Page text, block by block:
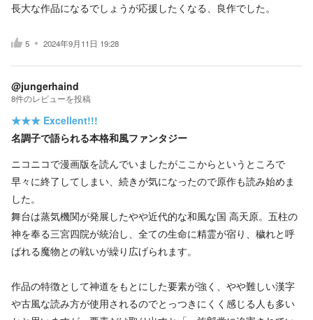
長大な作品になるでしょうが応援したくなる、良作でした。
5 2024年9月11日 19:28
@jungerhaind
8件のレビューを投稿
★★★ Excellent!!!
名調子で語られる本格和風ファンタジー
ニコニコで漫画版を読んでいましたがここからというところで
早々に終了してしまい、続きが気になったので原作も読み始めま
した。
舞台は蒸気機関が発展したやや近代的な和風な国 高天原。五柱の
神を奉る三宮四院が統治し、全ての生命に精霊が宿り、穢れと呼
ばれる魔物との戦いが繰り広げられます。
作品の特徴として神道をもとにした要素が強く、やや難しい漢字
や古風な読み方が使用されるのでとっつきにくく感じる人も多い